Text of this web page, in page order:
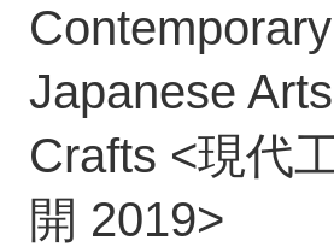
Contemporary
Japanese
Crafts <現代
開 2019>